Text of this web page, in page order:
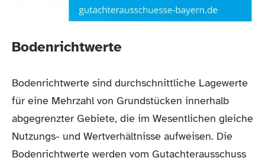
Bodenrichtwerte
Bodenrichtwerte sind durchschnittliche Lagewerte
für eine Mehrzahl von Grundstücken innerhalb
abgegrenzter Gebiete, die im Wesentlichen gleiche
Nutzungs- und Wertverhältnisse aufweisen. Die
Bodenrichtwerte werden vom Gutachterausschuss